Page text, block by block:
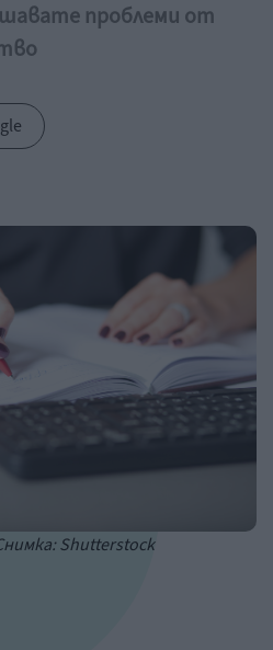
проблеми от
Shutterstock